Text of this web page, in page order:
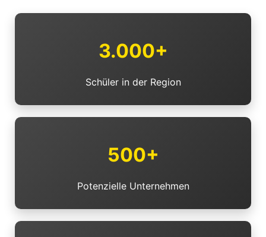
3.000+
Schüler in der Region
500+
Potenzielle Unternehmen